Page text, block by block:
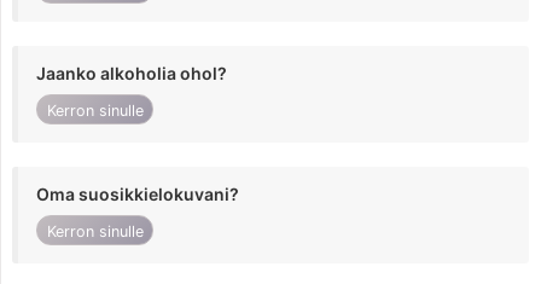
Jaanko alkoholia ohol?
Kerron sinulle
Oma suosikkielokuvani?
Kerron sinulle